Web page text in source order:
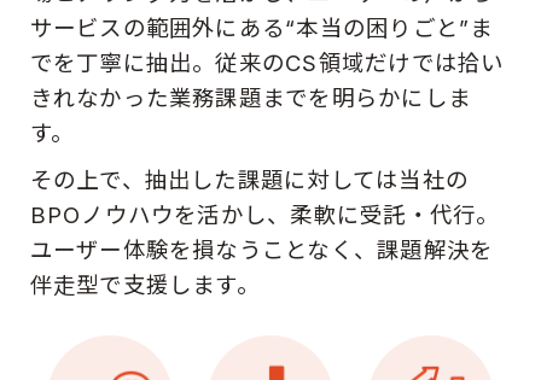
サービスの範囲外にある“本当の困りごと”ま
でを丁寧に抽出。従来のCS領域だけでは拾い
きれなかった業務課題までを明らかにしま
す。
その上で、抽出した課題に対しては当社の
BPOノウハウを活かし、柔軟に受託・代行。
ユーザー体験を損なうことなく、課題解決を
伴走型で支援します。